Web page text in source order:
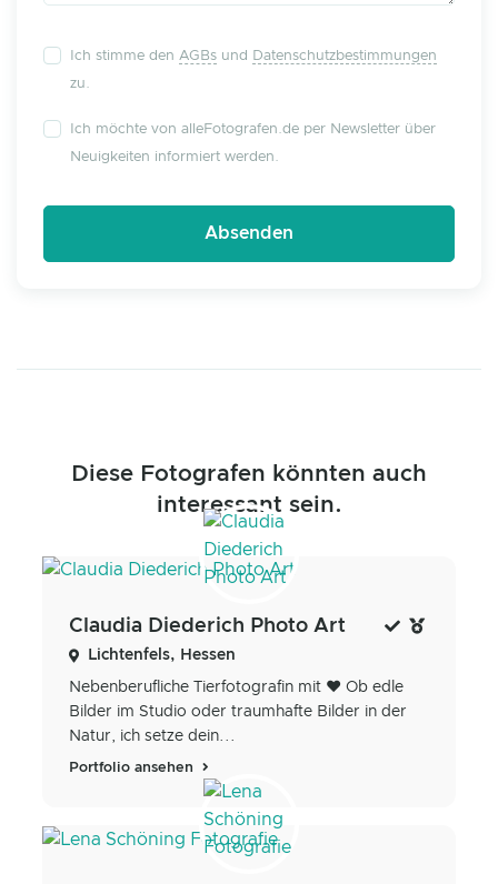
Ich stimme den AGBs und
Datenschutzbestimmungen
zu.
Ich möchte von alleFotografen.de per Newsletter über
Neuigkeiten informiert werden.
Diese Fotografen könnten auch
interessant sein.
Claudia Diederich Photo Art
Lichtenfels, Hessen
Nebenberufliche Tierfotografin mit ❤️ Ob edle
Bilder im Studio oder traumhafte Bilder in der
Natur, ich setze dein...
Portfolio ansehen